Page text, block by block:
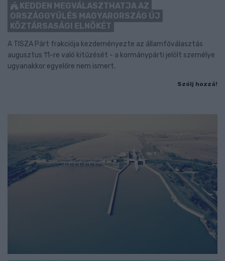
KEDDEN MEGVÁLASZTHATJA AZ
ORSZÁGGYŰLÉS MAGYARORSZÁG ÚJ
KÖZTÁRSASÁGI ELNÖKÉT
A TISZA Párt frakciója kezdeményezte az államfőválasztás
augusztus 11-re való kitűzését - a kormánypárti jelölt személye
ugyanakkor egyelőre nem ismert.
Szólj hozzá!